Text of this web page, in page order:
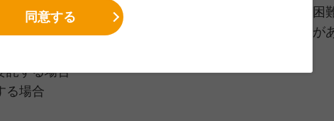
がある場合であって、お客さまの同意を得ることが困
の定める事務を遂行することに対して協力する必要が
場合
託する場合
る場合
同意する